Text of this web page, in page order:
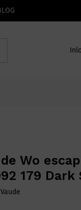
Wo
179 Dark
Vaude